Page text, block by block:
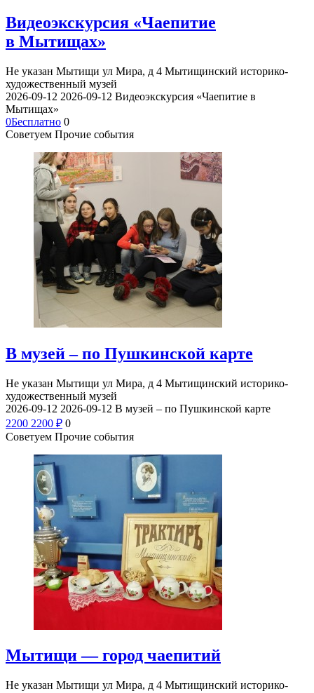
Видеоэкскурсия «Чаепитие
в Мытищах»
Не указан Мытищи ул Мира, д 4 Мытищинский историко-
художественный музей
2026-09-12 2026-09-12 Видеоэкскурсия «Чаепитие в
Мытищах»
0Бесплатно 0
Советуем Прочие события
В музей – по Пушкинской карте
Не указан Мытищи ул Мира, д 4 Мытищинский историко-
художественный музей
2026-09-12 2026-09-12 В музей – по Пушкинской карте
2200 2200 ₽ 0
Советуем Прочие события
Мытищи — город чаепитий
Не указан Мытищи ул Мира, д 4 Мытищинский историко-